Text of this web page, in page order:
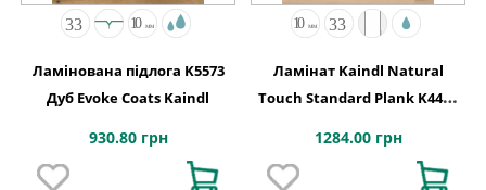
Ламінована підлога K5573
Дуб Evoke Coats Kaindl
930.80 грн
Ламінат Kaindl Natural
Touch Standard Plank K4423
1284.00 грн